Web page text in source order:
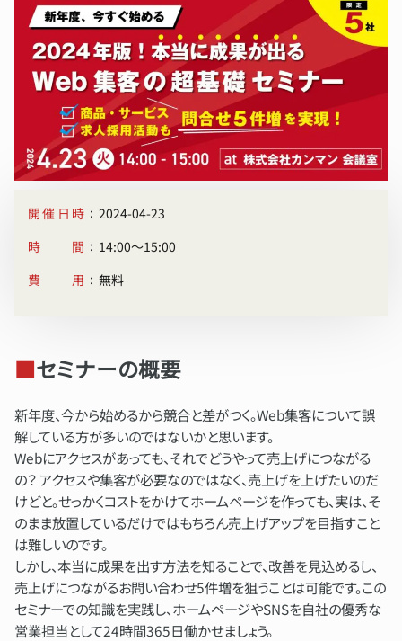
開催日時 : 2024-04-23
時間 : 14:00〜15:00
費用 : 無料
■セミナーの概要
新年度、今から始めるから競合と差がつく。Web集客について誤
解している方が多いのではないかと思います。
Webにアクセスがあっても、それでどうやって売上げにつながる
の？ アクセスや集客が必要なのではなく、売上げを上げたいのだ
けどと。せっかくコストをかけてホームページを作っても、実は、そ
のまま放置しているだけではもちろん売上げアップを目指すこと
は難しいのです。
しかし、本当に成果を出す方法を知ることで、改善を見込めるし、
売上げにつながるお問い合わせ5件増を狙うことは可能です。この
セミナーでの知識を実践し、ホームページやSNSを自社の優秀な
営業担当として24時間365日働かせましょう。